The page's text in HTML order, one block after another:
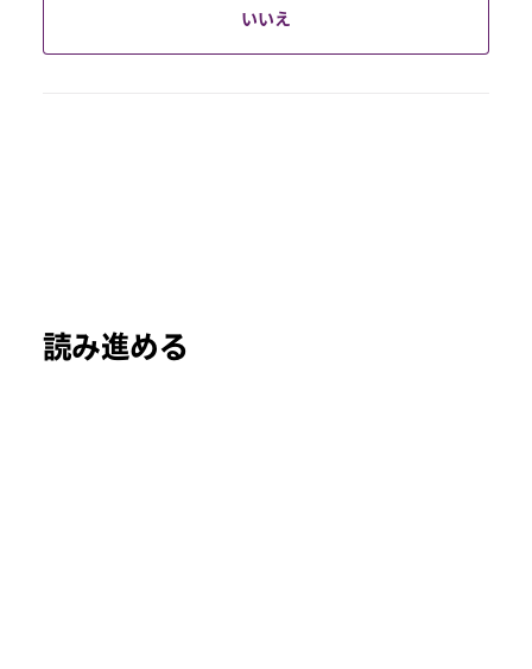
いいえ
読み進める